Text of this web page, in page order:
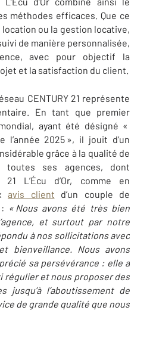
méthodes efficaces. Que ce
ou la gestion locative,
de manière personnalisée,
avec pour objectif la
et la satisfaction du client.
CENTURY 21 représente
En tant que premier
ayant été désigné «
l’année 2025 », il jouit d’un
grâce à la qualité de
ses agences, dont
21 L’Écu d’Or, comme en
avis client d’un couple de
« Nous avons été très bien
et surtout par notre
à nos sollicitations avec
bienveillance. Nous avons
sa persévérance : elle a
régulier et nous proposer des
jusqu’à l’aboutissement de
de grande qualité que nous